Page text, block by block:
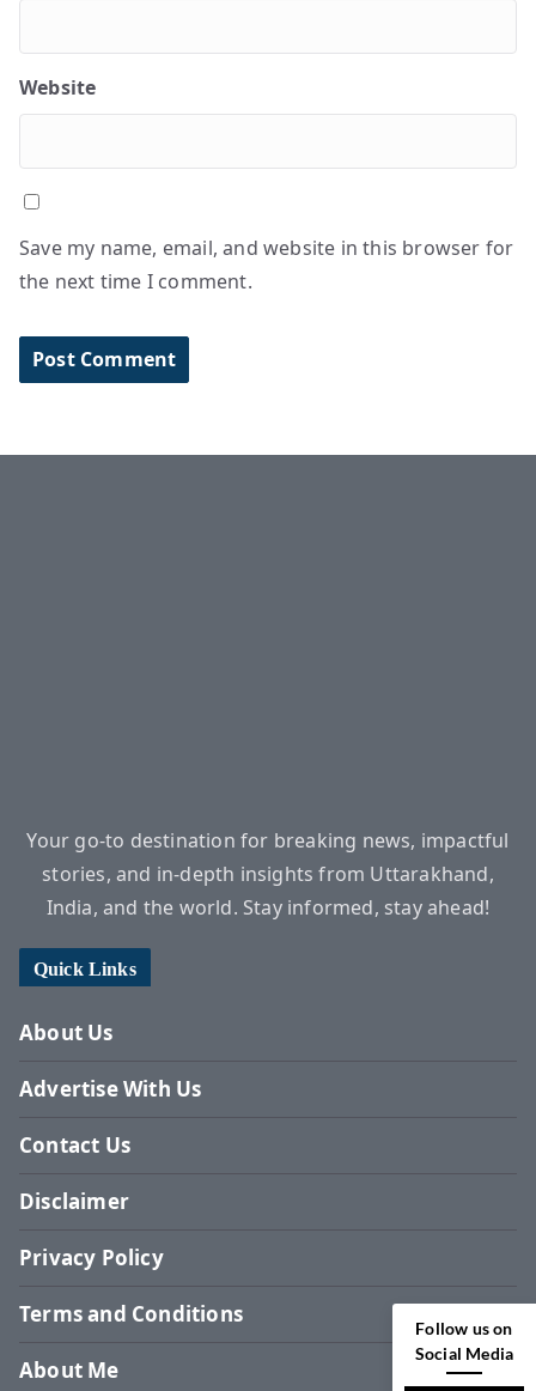
Website
Save my name, email, and website in this browser for
the next time I comment.
Your go-to destination for breaking news, impactful
stories, and in-depth insights from Uttarakhand,
India, and the world. Stay informed, stay ahead!
Quick Links
About Us
Advertise With Us
Contact Us
Disclaimer
Privacy Policy
Terms and Conditions
About Me
Follow us on
Social Media